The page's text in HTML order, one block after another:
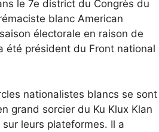
le 7e district du Congrès du
blanc American
électorale en raison de
été président du Front national
nationalistes blancs se sont
grand sorcier du Ku Klux Klan
leurs plateformes. Il a